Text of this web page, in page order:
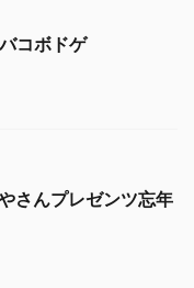
コボドゲ
んプレゼンツ忘年